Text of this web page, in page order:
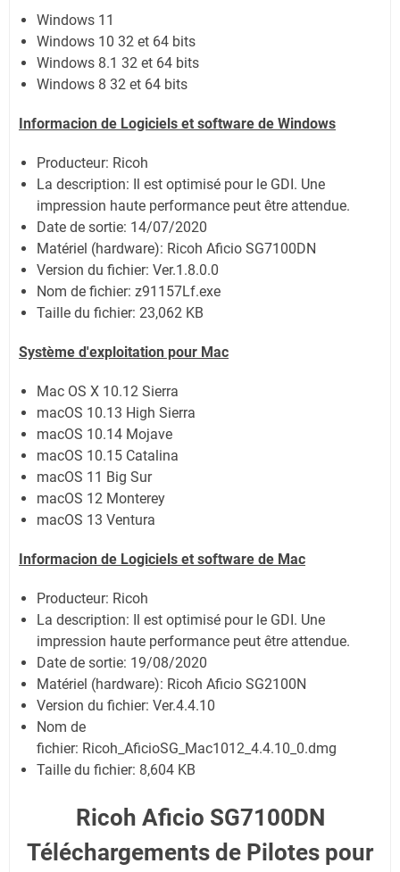
Windows 11
Windows 10 32 et 64 bits
Windows 8.1 32 et 64 bits
Windows 8 32 et 64 bits
Informacion de Logiciels et software de Windows
Producteur: Ricoh
La description: Il est optimisé pour le GDI. Une
impression haute performance peut être attendue.
Date de sortie: 14/07/2020
Matériel (hardware): Ricoh Aficio SG7100DN
Version du fichier: Ver.1.8.0.0
Nom de fichier: z91157Lf.exe
Taille du fichier: 23,062 KB
Système d'exploitation pour Mac
Mac OS X 10.12 Sierra
macOS 10.13 High Sierra
macOS 10.14 Mojave
macOS 10.15 Catalina
macOS 11 Big Sur
macOS 12 Monterey
macOS 13 Ventura
Informacion de Logiciels et software de Mac
Producteur: Ricoh
La description: Il est optimisé pour le GDI. Une
impression haute performance peut être attendue.
Date de sortie: 19/08/2020
Matériel (hardware): Ricoh Aficio SG2100N
Version du fichier: Ver.4.4.10
Nom de
fichier: Ricoh_AficioSG_Mac1012_4.4.10_0.dmg
Taille du fichier: 8,604 KB
Ricoh Aficio SG7100DN
Téléchargements de Pilotes pour